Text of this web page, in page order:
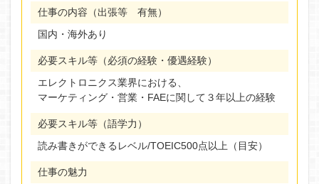
仕事の内容（出張等 有無）
国内・海外あり
必要スキル等（必須の経験・優遇経験）
エレクトロニクス業界における、
マーケティング・営業・FAEに関して３年以上の経験
必要スキル等（語学力）
読み書きができるレベル/TOEIC500点以上（目安）
仕事の魅力